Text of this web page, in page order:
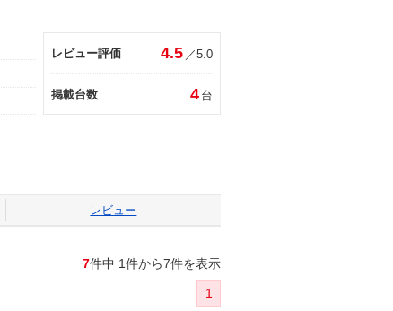
レビュー評価 4.5 ／5.0
掲載台数 4 台
レビュー
7件中 1件から7件を表示
1